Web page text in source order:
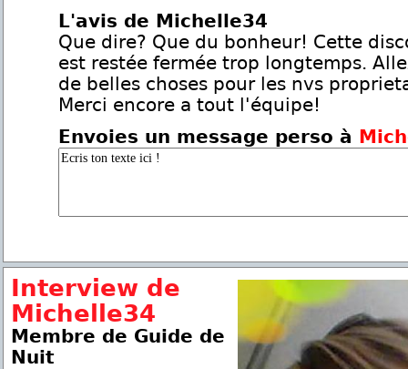
L'avis de Michelle34
Que dire? Que du bonheur! Cette
est restée fermée trop longtemps.
de belles choses pour les nvs
Merci encore a tout l'équipe!
Envoies un message perso à
Interview de
Michelle34
Membre de Guide de
Nuit